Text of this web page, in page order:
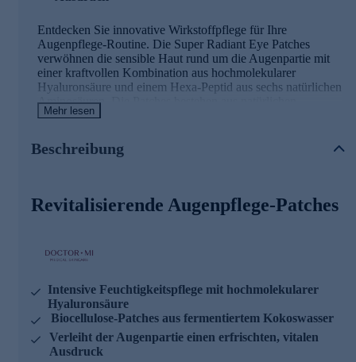
Entdecken Sie innovative Wirkstoffpflege für Ihre
Augenpflege-Routine. Die Super Radiant Eye Patches
verwöhnen die sensible Haut rund um die Augenpartie mit
einer kraftvollen Kombination aus hochmolekularer
Hyaluronsäure und einem Hexa-Peptid aus sechs natürlichen
Aminosäuren. Die Patches bestehen aus natürlichen
Biocellulose-Fasern. Das weiche Material schmiegt sich wie
Wirkstoffaufnahme.
Mehr lesen
Beschreibung
Revitalisierende Augenpflege-Patches
Intensive Feuchtigkeitspflege mit hochmolekularer
Hyaluronsäure
Biocellulose-Patches aus fermentiertem Kokoswasser
Verleiht der Augenpartie einen erfrischten, vitalen
Ausdruck